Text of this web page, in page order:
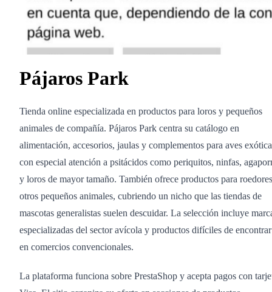
Pájaros Park
Tienda online especializada en productos para loros y pequeños
animales de compañía. Pájaros Park centra su catálogo en
alimentación, accesorios, jaulas y complementos para aves
con especial atención a psitácidos como periquitos, ninfas,
y loros de mayor tamaño. También ofrece productos para
otros pequeños animales, cubriendo un nicho que las tiendas de
mascotas generalistas suelen descuidar. La selección incluye
especializadas del sector avícola y productos difíciles de encontrar
en comercios convencionales.
La plataforma funciona sobre PrestaShop y acepta pagos con